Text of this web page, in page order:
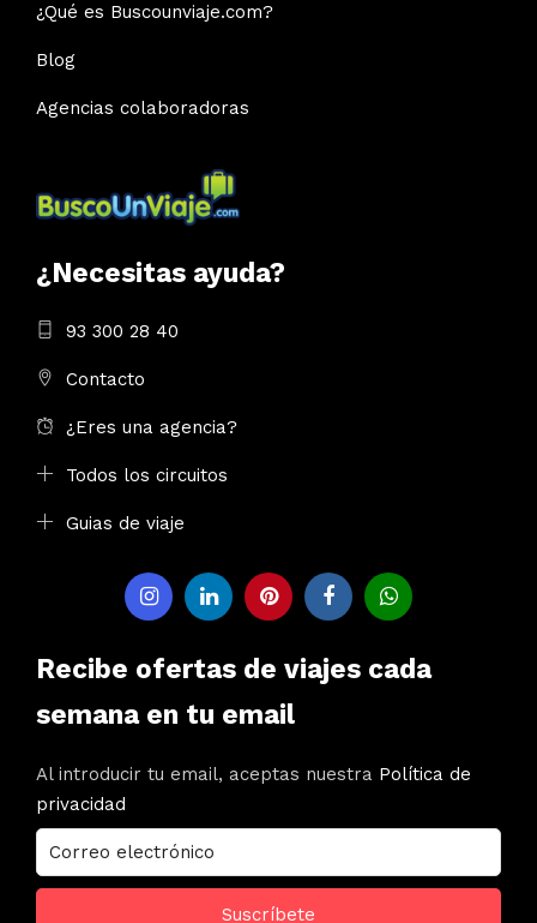
¿Qué es Buscounviaje.com?
Blog
Agencias colaboradoras
¿Necesitas ayuda?
93 300 28 40
Contacto
¿Eres una agencia?
Todos los circuitos
Guias de viaje
Recibe ofertas de viajes cada
semana en tu email
Al introducir tu email, aceptas nuestra Política de
privacidad